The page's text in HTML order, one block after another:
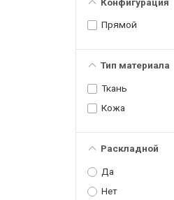
Прямой
Тип материала
Ткань
Кожа
Раскладной
Да
Нет